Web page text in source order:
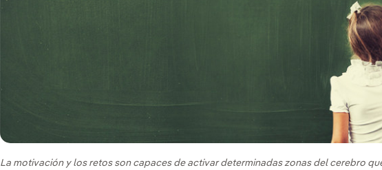
La motivación y los retos son capaces de activar determinadas zonas del cerebro